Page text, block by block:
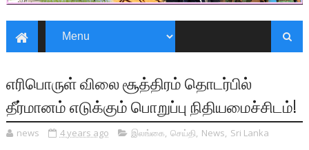
எரிபொருள் விலை சூத்திரம் தொடர்பில்
தீர்மானம் எடுக்கும் பொறுப்பு நிதியமைச்சிடம்!
news 4 years ago இலங்கை, செய்தி, News, Sri Lanka